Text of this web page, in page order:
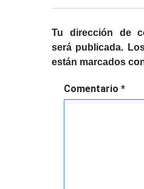
Tu dirección de
será publicada.
están marcados
Comentario *